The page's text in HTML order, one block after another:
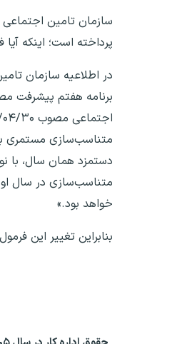
پرداخته است؛ اینکه
متناسب‌سازی مستمری
خواهد بود.»
بنابراین تغییر این